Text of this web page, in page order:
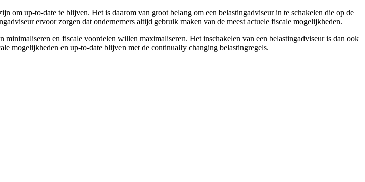
om up-to-date te blijven. Het is daarom van groot belang om een belastingadviseur in te schakelen die op de
ervoor zorgen dat ondernemers altijd gebruik maken van de meest actuele fiscale mogelijkheden.
en fiscale voordelen willen maximaliseren. Het inschakelen van een belastingadviseur is dan ook
mogelijkheden en up-to-date blijven met de continually changing belastingregels.